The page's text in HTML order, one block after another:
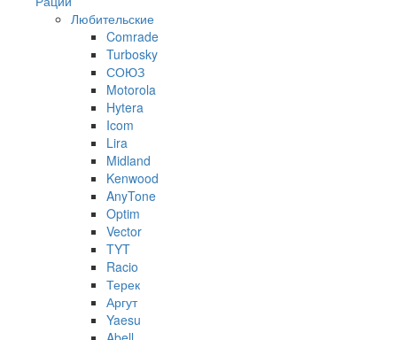
Любительские
Comrade
Turbosky
СОЮЗ
Motorola
Hytera
Icom
Lira
Midland
Kenwood
AnyTone
Optim
Vector
TYT
Racio
Терек
Аргут
Yaesu